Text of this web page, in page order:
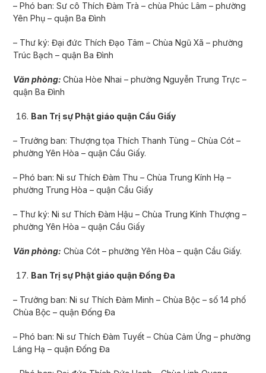
– Phó ban: Sư cô Thích Đàm Trà – chùa Phúc Lâm – phường
Yên Phụ – quận Ba Đình
– Thư ký: Đại đức Thích Đạo Tâm – Chùa Ngũ Xã – phường
Trúc Bạch – quận Ba Đình
Văn phòng:Chùa Hòe Nhai – phường Nguyễn Trung Trực –
quận Ba Đình
Ban Trị sự Phật giáo quận Cầu Giấy
– Trưởng ban: Thượng tọa Thích Thanh Tùng – Chùa Cót –
phường Yên Hòa – quận Cầu Giấy.
– Phó ban: Ni sư Thích Đàm Thu – Chùa Trung Kính Hạ –
phường Trung Hòa – quận Cầu Giấy
– Thư ký: Ni sư Thích Đàm Hậu – Chùa Trung Kính Thượng –
phường Yên Hòa – quận Cầu Giấy
Văn phòng: Chùa Cót – phường Yên Hòa – quận Cầu Giấy.
Ban Trị sự Phật giáo quận Đống Đa
– Trưởng ban: Ni sư­ Thích Đàm Minh – Chùa Bộc – số 14 phố
Chùa Bộc – quận Đống Đa
– Phó ban: Ni sư Thích Đàm Tuyết – Chùa Cảm Ứng – phường
Láng Hạ – quận Đống Đa